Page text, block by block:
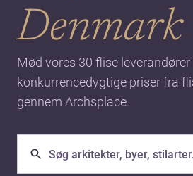
Denmark
Mød vores 30 flise
konkurrencedygtige priser fra
gennem Archsplace.